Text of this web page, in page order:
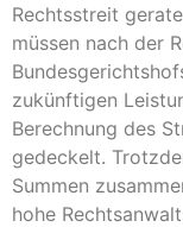
Rechtsstreit
müssen nach der
zukünftigen
Berechnung des
gedeckelt.
Summen
hohe